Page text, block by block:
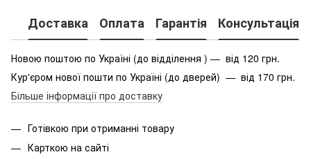
Доставка Оплата Гарантія Консультація
Новою поштою по Україні (до відділення ) — від 120 грн.
Кур'єром нової пошти по Україні (до дверей) — від 170 грн.
Більше інформації про доставку
Готівкою при отриманні товару
Карткою на сайті